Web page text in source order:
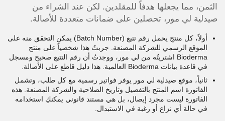
الثمن، مما يجعلها هدفاً للمقلدين. لكن عند الشراء من
صيدلية لي مور، تحصلين على ضمانات متعددة للأصالة.
أولاً، كل منتج يحمل رقم تتبع (Batch Number) يمكن التحقق منه على
الموقع الرسمي للشركة المصنعة. جربتُ هذا شخصياً على منتج
Bioderma اشتريتُه من لي مور، ووجدتُ أن رقم التتبع صحيح ومسجل
في قاعدة بيانات Bioderma العالمية. هذا دليل قاطع على الأصالة.
ثانياً، موقع صيدلية لي مور يوفر فواتير رسمية مع كل طلب، وتشمل
الفاتورة اسم المنتج بالتفصيل وتاريخ الصلاحية والشركة المصنعة. هذه
الفاتورة ليست مجرد إيصال، بل هي مستند قانوني يمكنكِ استخدامه
في حالة أي نزاع أو رغبة في الاستبدال.